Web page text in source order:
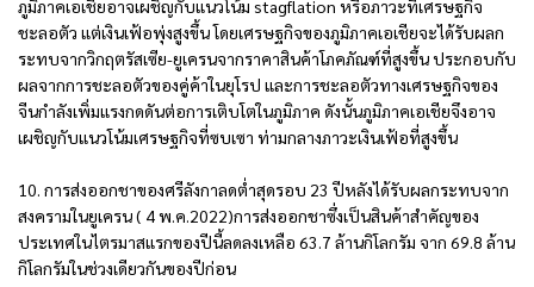
ภูมิภาคเอเชียอาจเผชิญกับแนวโน้ม stagflation หรือภาวะที่เศรษฐกิจ
ชะลอตัว แต่เงินเฟ้อพุ่งสูงขึ้น โดยเศรษฐกิจของภูมิภาคเอเชียจะได้รับผลก
ระทบจากวิกฤตรัสเซีย-ยูเครนจากราคาสินค้าโภคภัณฑ์ที่สูงขึ้น ประกอบกับ
ผลจากการชะลอตัวของคู่ค้าในยุโรป และการชะลอตัวทางเศรษฐกิจของ
จีนกำลังเพิ่มแรงกดดันต่อการเติบโตในภูมิภาค ดังนั้นภูมิภาคเอเชียจึงอาจ
เผชิญกับแนวโน้มเศรษฐกิจที่ซบเซา ท่ามกลางภาวะเงินเฟ้อที่สูงขึ้น
10. การส่งออกชาของศรีลังกาลดต่ำสุดรอบ 23 ปีหลังได้รับผลกระทบจาก
สงครามในยูเครน ( 4 พ.ค.2022)การส่งออกชาซึ่งเป็นสินค้าสำคัญของ
ประเทศในไตรมาสแรกของปีนี้ลดลงเหลือ 63.7 ล้านกิโลกรัม จาก 69.8 ล้าน
กิโลกรัมในช่วงเดียวกันของปีก่อน